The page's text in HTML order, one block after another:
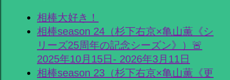
相棒大好き！
相棒season 24（杉下右京×亀山薫《シ
リーズ25周年の記念シーズン》）🚨
2025年10月15日- 2026年3月11日
相棒season 23（杉下右京×亀山薫《更